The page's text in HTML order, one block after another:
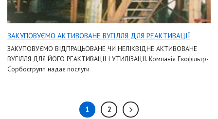
ЗАКУПОВУЄМО АКТИВОВАНЕ ВУГІЛЛЯ ДЛЯ РЕАКТИВАЦІЇ
ЗАКУПОВУЄМО ВІДПРАЦЬОВАНЕ ЧИ НЕЛІКВІДНЕ АКТИВОВАНЕ
ВУГІЛЛЯ ДЛЯ ЙОГО РЕАКТИВАЦІЇ І УТИЛІЗАЦІЇ. Компанія Екофільтр-
Сорбосгрупп надає послуги
1 2